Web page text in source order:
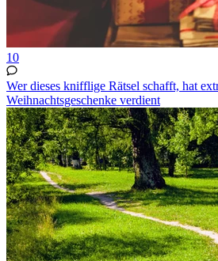
10
Wer dieses knifflige Rätsel schafft, hat
Weihnachtsgeschenke verdient